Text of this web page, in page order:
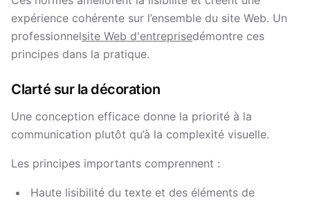
expérience cohérente sur l’ensemble du site Web. Un
professionnelsite Web d'entreprisedémontre ces
principes dans la pratique.
Clarté sur la décoration
Une conception efficace donne la priorité à la
communication plutôt qu’à la complexité visuelle.
Les principes importants comprennent :
Haute lisibilité du texte et des éléments de